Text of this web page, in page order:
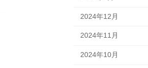
2024年12月
2024年11月
2024年10月